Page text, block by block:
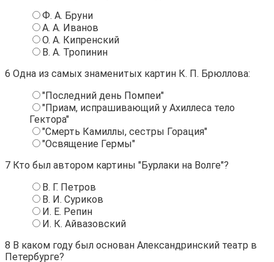
Ф. А. Бруни
А. А. Иванов
О. А. Кипренский
В. А. Тропинин
6 Одна из самых знаменитых картин К. П. Брюллова:
"Последний день Помпеи"
"Приам, испрашивающий у Ахиллеса тело
Гектора"
"Смерть Камиллы, сестры Горация"
"Освящение Гермы"
7 Кто был автором картины "Бурлаки на Волге"?
В. Г. Петров
В. И. Суриков
И. Е. Репин
И. К. Айвазовский
8 В каком году был основан Александринский театр в
Петербурге?